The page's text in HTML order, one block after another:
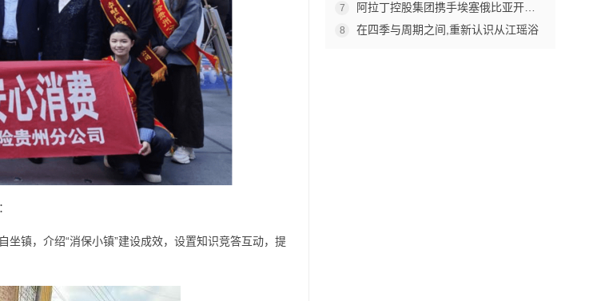
镇，介绍“消保小镇”建设成效，设置知识竞答互动，提
7 阿拉丁控股集团携手埃塞俄比亚开创中非工业农业合作新篇章
8 在四季与周期之间,重新认识从江瑶浴